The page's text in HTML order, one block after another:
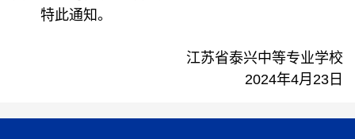
特此通知。
江苏省泰兴中等专业学校
2024年4月23日